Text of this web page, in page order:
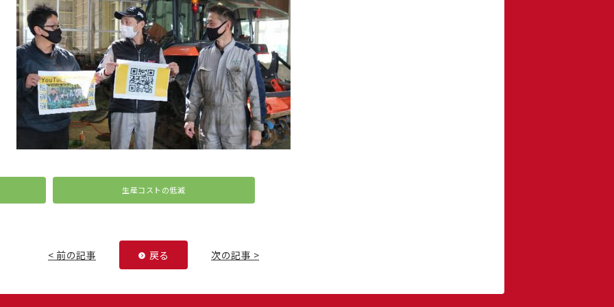
生産コストの低減
< 前の記事 次の記事 >
戻る